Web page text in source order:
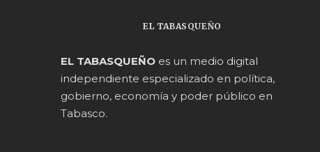
EL TABASQUEÑO
EL TABASQUEÑO es un medio digital
independiente especializado en política,
gobierno, economía y poder público en
Tabasco.